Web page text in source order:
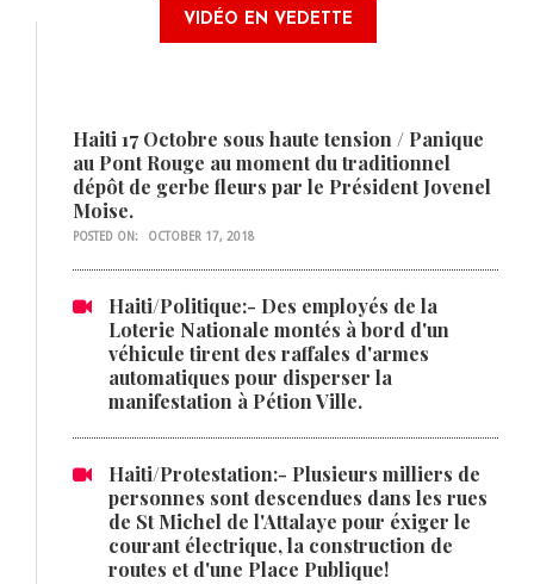
VIDÉO EN VEDETTE
Haiti 17 Octobre sous haute tension / Panique
au Pont Rouge au moment du traditionnel
dépôt de gerbe fleurs par le Président Jovenel
Moise.
POSTED ON: OCTOBER 17, 2018
Haiti/Politique:- Des employés de la
Loterie Nationale montés à bord d'un
véhicule tirent des raffales d'armes
automatiques pour disperser la
manifestation à Pétion Ville.
Haiti/Protestation:- Plusieurs milliers de
personnes sont descendues dans les rues
de St Michel de l'Attalaye pour éxiger le
courant électrique, la construction de
routes et d'une Place Publique!